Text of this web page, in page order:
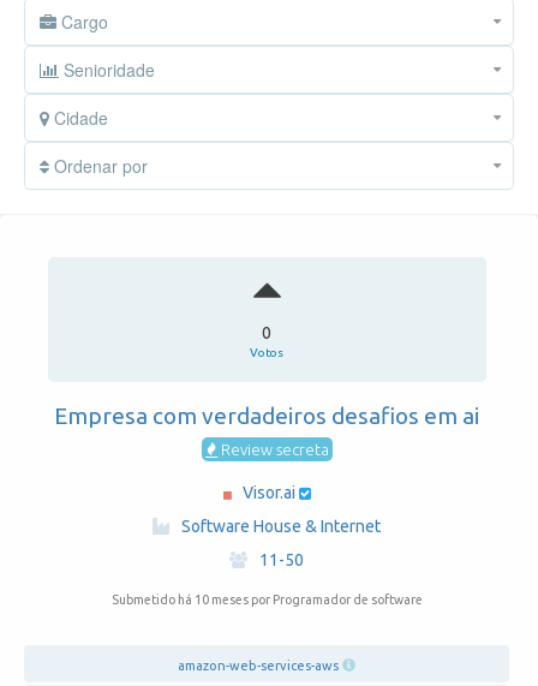
Cargo
Senioridade
Cidade
Ordenar por
0
Votos
Empresa com verdadeiros desafios em ai
Review secreta
Visor.ai
Software House & Internet
·
11-50
Submetido há 10 meses por Programador de software
amazon-web-services-aws